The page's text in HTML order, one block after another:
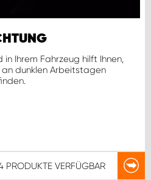
Ihrem Fahrzeug hilft Ihnen,
dunklen Arbeitstagen
PRODUKTE VERFÜGBAR